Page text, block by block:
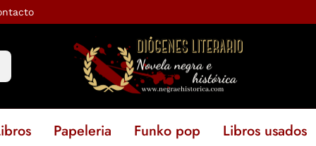
Papeleria Funko pop Libros usados